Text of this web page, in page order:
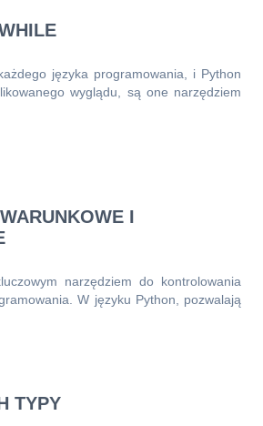
języka programowania, i Python
wyglądu, są one narzędziem
I
narzędziem do kontrolowania
W języku Python, pozwalają
TYPY